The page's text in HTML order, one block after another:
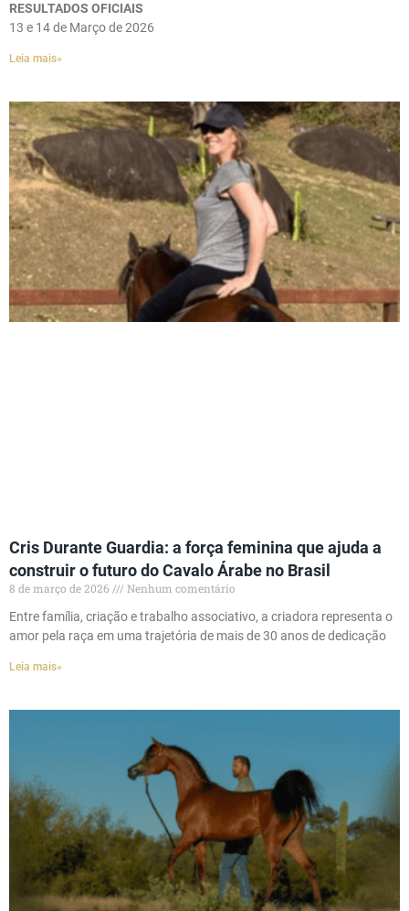
RESULTADOS OFICIAIS
13 e 14 de Março de 2026
Leia mais»
Cris Durante Guardia: a força feminina que ajuda a
construir o futuro do Cavalo Árabe no Brasil
8 de março de 2026
Nenhum comentário
Entre família, criação e trabalho associativo, a criadora representa o
amor pela raça em uma trajetória de mais de 30 anos de dedicação
Leia mais»